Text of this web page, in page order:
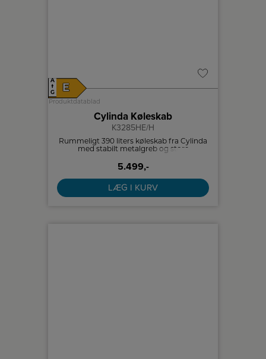
A
↑
G
E
Produktdatablad
Cylinda Køleskab
K3285HE/H
Rummeligt 390 liters køleskab fra Cylinda
med stabilt metalgreb og store
med plads til større flasker.
5.499,-
LÆG I KURV